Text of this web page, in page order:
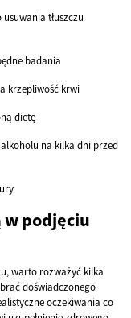
tłuszczu
badania
krzepliwość krwi
dietę
na kilka dni przed
podjęciu
warto rozważyć kilka
doświadczonego
oczekiwania co